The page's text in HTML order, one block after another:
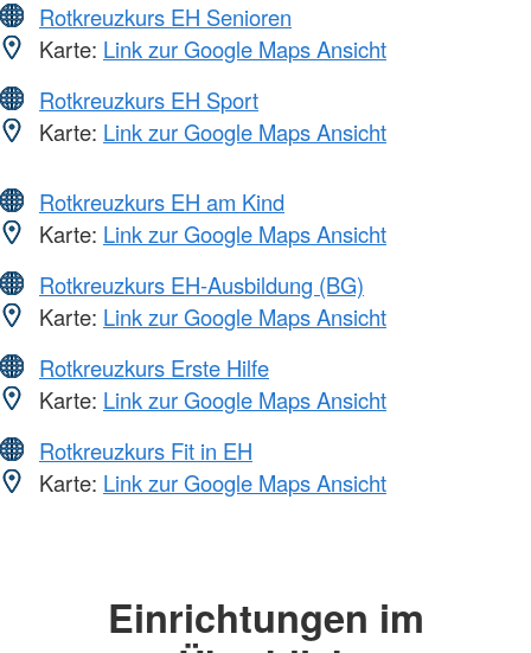
Rotkreuzkurs EH Senioren
Karte: Link zur Google Maps Ansicht
Rotkreuzkurs EH Sport
Karte: Link zur Google Maps Ansicht
Rotkreuzkurs EH am Kind
Karte: Link zur Google Maps Ansicht
Rotkreuzkurs EH-Ausbildung (BG)
Karte: Link zur Google Maps Ansicht
Rotkreuzkurs Erste Hilfe
Karte: Link zur Google Maps Ansicht
Rotkreuzkurs Fit in EH
Karte: Link zur Google Maps Ansicht
Einrichtungen im